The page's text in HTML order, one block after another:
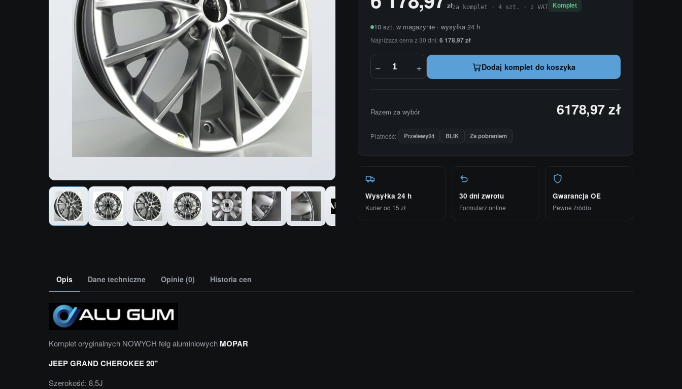
złza komplet · 4 szt. · z VAT Komplet
10 szt. w magazynie · wysyłka 24 h
Najniższa cena z 30 dni:6 178,97 zł
− + Dodaj komplet do koszyka
Razem za wybór 6178,97 zł
Płatność: Przelewy24 BLIK Za pobraniem
Wysyłka 24 h
Kurier od 15 zł
30 dni zwrotu
Formularz online
Gwarancja OE
Pewne źródło
Opis Dane techniczne Opinie (0) Historia cen
Komplet oryginalnych NOWYCH felg aluminiowych MOPAR
JEEP GRAND CHEROKEE 20"
Szerokość: 8,5J